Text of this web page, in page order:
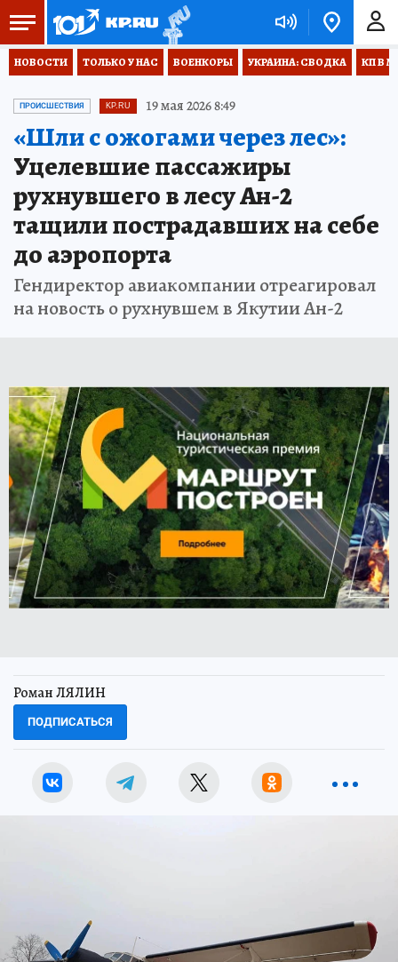
НОВОСТИ ТОЛЬКО У НАС ВОЕНКОРЫ УКРАИНА: СВОДКА КП В
ПРОИСШЕСТВИЯ KP.RU 19 мая 2026 8:49
«Шли с ожогами через лес»:
Уцелевшие пассажиры
рухнувшего в лесу Ан-2
тащили пострадавших на себе
до аэропорта
Гендиректор авиакомпании отреагировал
на новость о рухнувшем в Якутии Ан-2
Роман ЛЯЛИН
ПОДПИСАТЬСЯ